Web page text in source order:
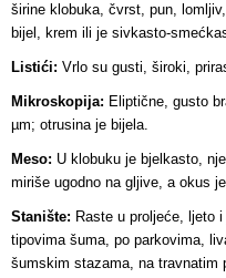
širine klobuka, čvrst, pun,
bijel, krem ili je sivkasto-
Listići: Vrlo su gusti, široki,
Mikroskopija: Eliptične, gusto
µm; otrusina je bijela.
Meso: U klobuku je bjelkasto,
miriše ugodno na gljive, a okus
Stanište: Raste u proljeće, ljeto
tipovima šuma, po parkovima,
šumskim stazama, na travnatim